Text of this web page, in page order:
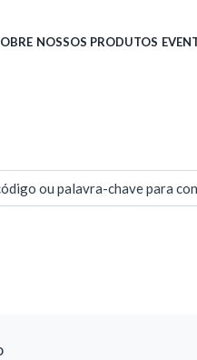
NOSSOS PRODUTOS
ou palavra-chave para